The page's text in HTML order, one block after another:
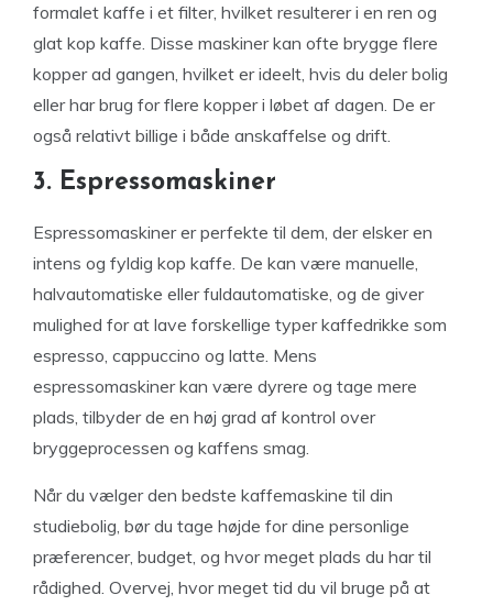
formalet kaffe i et filter, hvilket resulterer i en ren og
glat kop kaffe. Disse maskiner kan ofte brygge flere
kopper ad gangen, hvilket er ideelt, hvis du deler bolig
eller har brug for flere kopper i løbet af dagen. De er
også relativt billige i både anskaffelse og drift.
3. Espressomaskiner
Espressomaskiner er perfekte til dem, der elsker en
intens og fyldig kop kaffe. De kan være manuelle,
halvautomatiske eller fuldautomatiske, og de giver
mulighed for at lave forskellige typer kaffedrikke som
espresso, cappuccino og latte. Mens
espressomaskiner kan være dyrere og tage mere
plads, tilbyder de en høj grad af kontrol over
bryggeprocessen og kaffens smag.
Når du vælger den bedste kaffemaskine til din
studiebolig, bør du tage højde for dine personlige
præferencer, budget, og hvor meget plads du har til
rådighed. Overvej, hvor meget tid du vil bruge på at